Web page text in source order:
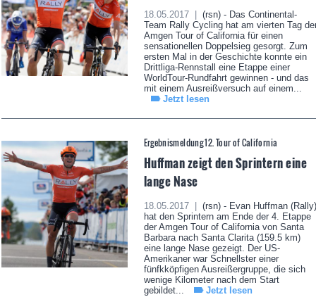
18.05.2017 |
(rsn) - Das Continental-
Team Rally Cycling hat am vierten Tag
Amgen Tour of California für einen
sensationellen Doppelsieg gesorgt. Zum
ersten Mal in der Geschichte konnte ein
Drittliga-Rennstall eine Etappe einer
WorldTour-Rundfahrt gewinnen - und das
mit einem Ausreißversuch auf einem...
Jetzt lesen
Ergebnismeldung 12. Tour of California
Huffman zeigt den Sprintern eine
lange Nase
18.05.2017 |
(rsn) - Evan Huffman (Rally)
hat den Sprintern am Ende der 4. Etappe
der Amgen Tour of California von Santa
Barbara nach Santa Clarita (159.5 km)
eine lange Nase gezeigt. Der US-
Amerikaner war Schnellster einer
fünfkköpfigen Ausreißergruppe, die sich
wenige Kilometer nach dem Start
gebildet...
Jetzt lesen